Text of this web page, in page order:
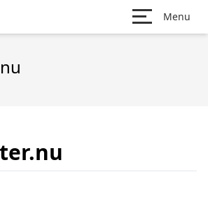
Menu